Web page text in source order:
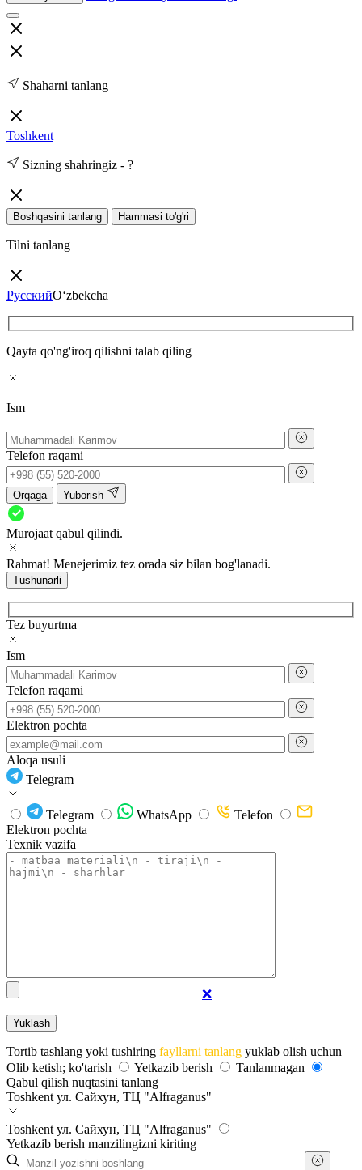
Shaharni tanlang
Toshkent
Sizning shahringiz - ?
Boshqasini tanlang Hammasi to'g'ri
Tilni tanlang
РусскийO‘zbekcha
Qayta qo'ng'iroq qilishni talab qiling
Ism
Telefon raqami
Orqaga Yuborish
Murojaat qabul qilindi.
Rahmat! Menejerimiz tez orada siz bilan bog'lanadi.
Tushunarli
Tez buyurtma
Ism
Telefon raqami
Elektron pochta
Aloqa usuli
Telegram
Telegram WhatsApp
Telefon
Elektron pochta
Texnik vazifa
❌
Tortib tashlang yoki tushiring fayllarni tanlang yuklab olish uchun
Olib ketish; ko'tarish
Yetkazib berish
Tanlanmagan
Qabul qilish nuqtasini tanlang
Toshkent ул. Сайхун, ТЦ "Alfraganus"
Toshkent ул. Сайхун, ТЦ "Alfraganus"
Yetkazib berish manzilingizni kiriting